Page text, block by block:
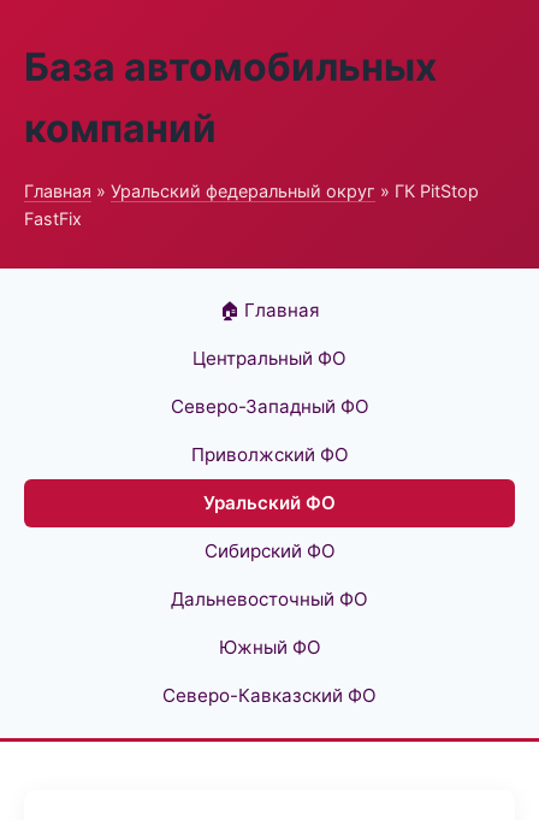
База автомобильных
компаний
Главная » Уральский федеральный округ » ГК PitStop
FastFix
🏠 Главная
Центральный ФО
Северо-Западный ФО
Приволжский ФО
Уральский ФО
Сибирский ФО
Дальневосточный ФО
Южный ФО
Северо-Кавказский ФО